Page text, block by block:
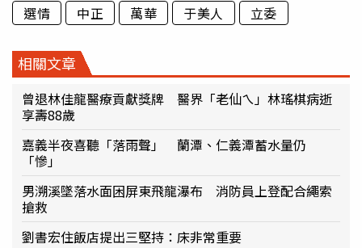
選情 中正 萬華 于美人 立委
相關文章
曾退林佳龍醫療貢獻獎牌 醫界「老仙ㄟ」林瑤棋病逝
享壽88歲
嘉義半夜喜聽「落雨聲」 蘭潭、仁義潭蓄水量仍
「慘」
男溯溪墜落水面困屏東飛龍瀑布 消防員上登配合繩索
搶救
劉書宏住飯店提出三堅持：床非常重要